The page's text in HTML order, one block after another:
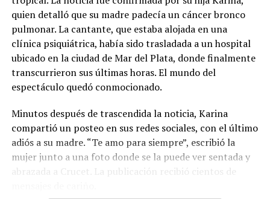
quien detalló que su madre padecía un cáncer bronco
pulmonar. La cantante, que estaba alojada en una
clínica psiquiátrica, había sido trasladada a un hospital
ubicado en la ciudad de Mar del Plata, donde finalmente
transcurrieron sus últimas horas. El mundo del
espectáculo quedó conmocionado.
Minutos después de trascendida la noticia, Karina
compartió un posteo en sus redes sociales, con el último
adiós a su madre. “Te amo para siempre”, escribió la
mujer junto a una foto donde se la puede ver sentada y
abrazada a Crucet. La publicación recibió cientos de